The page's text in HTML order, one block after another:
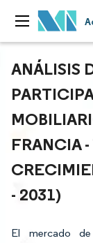
ANÁLISIS
FRANCIA
- 2031)
El mercado